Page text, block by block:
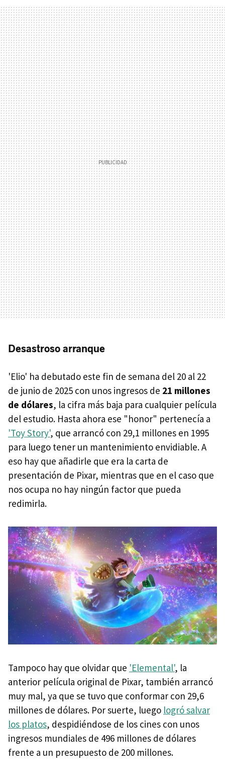
Desastroso arranque
'Elio' ha debutado este fin de semana del 20 al 22
de junio de 2025 con unos ingresos de 21 millones
de dólares, la cifra más baja para cualquier película
del estudio. Hasta ahora ese "honor" pertenecía a
'Toy Story', que arrancó con 29,1 millones en 1995
para luego tener un mantenimiento envidiable. A
eso hay que añadirle que era la carta de
presentación de Pixar, mientras que en el caso que
nos ocupa no hay ningún factor que pueda
redimirla.
Tampoco hay que olvidar que 'Elemental', la
anterior película original de Pixar, también arrancó
muy mal, ya que se tuvo que conformar con 29,6
millones de dólares. Por suerte, luego logró salvar
los platos, despidiéndose de los cines con unos
ingresos mundiales de 496 millones de dólares
frente a un presupuesto de 200 millones.